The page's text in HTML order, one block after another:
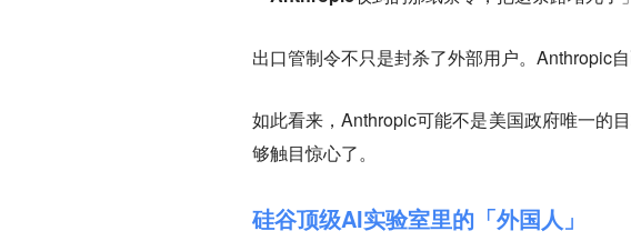
出口管制令不只是封杀了外部用户。Anthropic
如此看来，Anthropic可能不是美国政府唯一的
够触目惊心了。
硅谷顶级AI实验室里的「外国人」